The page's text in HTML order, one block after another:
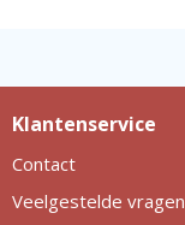
Klantenservice
Contact
Veelgestelde vragen